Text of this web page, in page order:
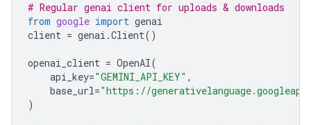
# Regular genai client for uploads & downloads
from google import genai
client = genai .Client()
openai_client = OpenAI(
api_key="GEMINI_API_KEY" ,
base_url="https://
)